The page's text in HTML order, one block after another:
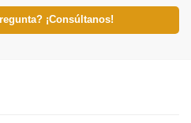
¡Consúltanos!